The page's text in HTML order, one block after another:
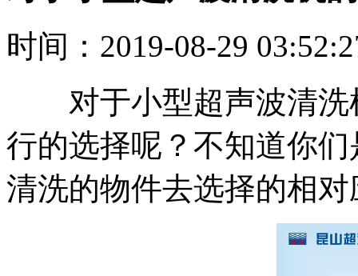
时间：2019-08-29
对于小型超声波清洗
行的选择呢？不知道你
清洗的物件去选择的相